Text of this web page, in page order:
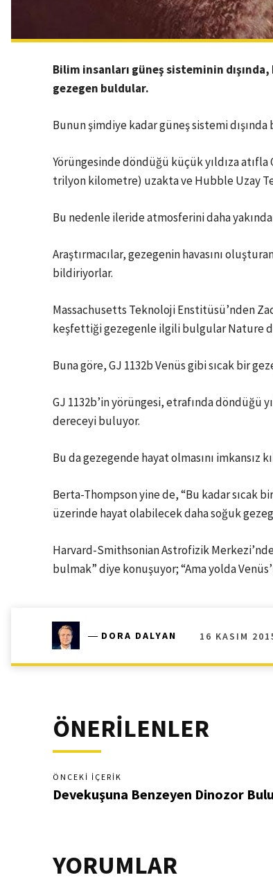
Bilim insanları güneş sisteminin
gezegen buldular.
Bunun şimdiye kadar güneş sistemi
Yörüngesinde döndüğü küçük yıldıza atıfla
trilyon kilometre) uzakta ve Hubble Uzay
Bu nedenle ileride atmosferini daha
Araştırmacılar, gezegenin havasını
bildiriyorlar.
Massachusetts Teknoloji Enstitüsü’nden
keşfettiği gezegenle ilgili bulgular Nature
Buna göre, GJ 1132b Venüs gibi sıcak bir
GJ 1132b’in yörüngesi, etrafında döndüğü
dereceyi buluyor.
Bu da gezegende hayat olmasını imkansız
Berta-Thompson yine de, “Bu kadar sıcak
üzerinde hayat olabilecek daha soğuk
Harvard-Smithsonian Astrofizik
bulmak” diye konuşuyor; “Ama yolda
― DORA DALYAN 16 KASIM
ÖNERİLENLER
ÖNCEKI İÇERIK
Devekuşuna Benzeyen Dinozor
YORUMLAR